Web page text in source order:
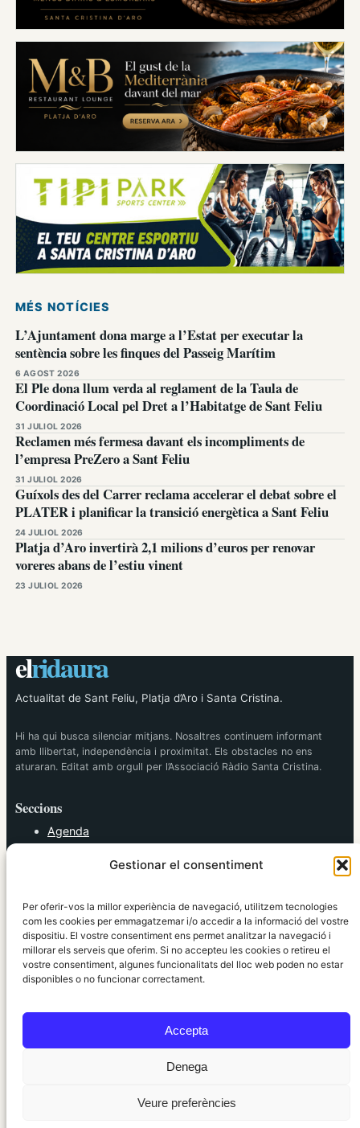
Gestionar el consentiment
Per oferir-vos la millor experiència de navegació, utilitzem tecnologies
com les cookies per emmagatzemar i/o accedir a la informació del vostre
dispositiu. El vostre consentiment ens permet analitzar la navegació i
millorar els serveis que oferim. Si no accepteu les cookies o retireu el
vostre consentiment, algunes funcionalitats del lloc web poden no estar
disponibles o no funcionar correctament.
Accepta
Denega
Veure preferències
MÉS NOTÍCIES
L’Ajuntament dona marge a l’Estat per executar la
sentència sobre les finques del Passeig Marítim
6 AGOST 2026
El Ple dona llum verda al reglament de la Taula de
Coordinació Local pel Dret a l’Habitatge de Sant Feliu
31 JULIOL 2026
Reclamen més fermesa davant els incompliments de
l’empresa PreZero a Sant Feliu
31 JULIOL 2026
Guíxols des del Carrer reclama accelerar el debat sobre el
PLATER i planificar la transició energètica a Sant Feliu
24 JULIOL 2026
Platja d’Aro invertirà 2,1 milions d’euros per renovar
voreres abans de l’estiu vinent
23 JULIOL 2026
elridaura
Actualitat de Sant Feliu, Platja d’Aro i Santa Cristina.
Hi ha qui busca silenciar mitjans. Nosaltres continuem informant
amb llibertat, independència i proximitat. Els obstacles no ens
aturaran. Editat amb orgull per l’Associació Ràdio Santa Cristina.
Seccions
Agenda
Política
Societat
Tendències
elRidaura.com